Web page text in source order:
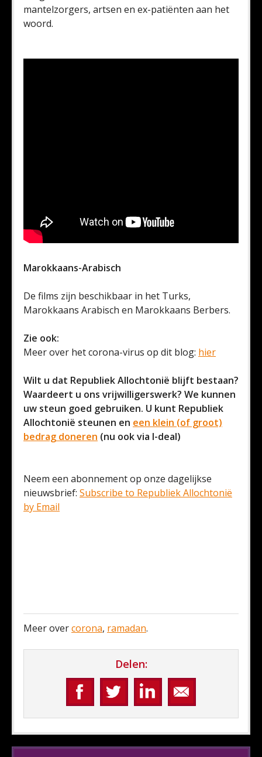
mantelzorgers, artsen en ex-patiënten aan het
woord.
Marokkaans-Arabisch
De films zijn beschikbaar in het Turks,
Marokkaans Arabisch en Marokkaans Berbers.
Zie ook:
Meer over het corona-virus op dit blog: hier
Wilt u dat Republiek Allochtonië blijft bestaan?
Waardeert u ons vrijwilligerswerk? We kunnen
uw steun goed gebruiken. U kunt Republiek
Allochtonië steunen en een klein (of groot)
bedrag doneren (nu ook via I-deal)
Neem een abonnement op onze dagelijkse
nieuwsbrief: Subscribe to Republiek Allochtonië
by Email
Meer overcorona, ramadan.
Delen: